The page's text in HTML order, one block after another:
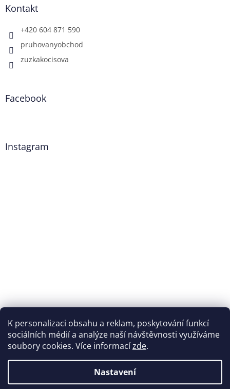
K personalizaci obsahu a reklam, poskytování funkcí
sociálních médií a analýze naší návštěvnosti využíváme
soubory cookies. Více informacízde.
Nastavení
Kontakt
+420 604 871 590
pruhovanyobchod
zuzkakocisova
Facebook
Instagram
Sledovat na Instagramu